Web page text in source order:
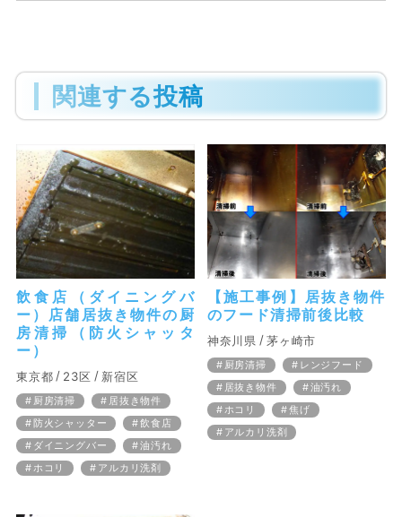
関連する投稿
飲食店（ダイニングバ
ー）店舗居抜き物件の厨
房清掃（防火シャッタ
ー）
東京都 23区 新宿区
厨房清掃
居抜き物件
防火シャッター
飲食店
ダイニングバー
油汚れ
ホコリ
アルカリ洗剤
【施工事例】居抜き物件
のフード清掃前後比較
神奈川県 茅ヶ崎市
厨房清掃
レンジフード
居抜き物件
油汚れ
ホコリ
焦げ
アルカリ洗剤